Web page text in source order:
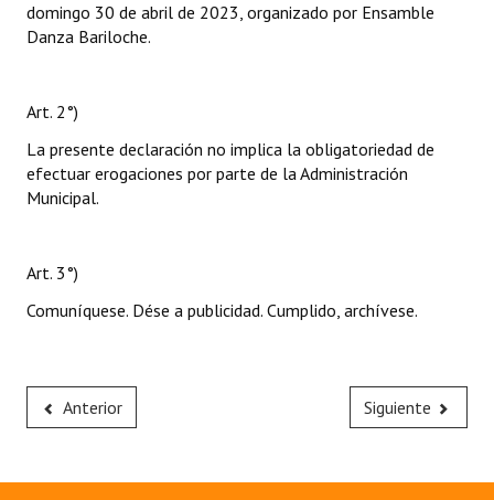
domingo 30 de abril de 2023, organizado por Ensamble
Danza Bariloche.
Art. 2°)
La presente declaración no implica la obligatoriedad de
efectuar erogaciones por parte de la Administración
Municipal.
Art. 3°)
Comuníquese. Dése a publicidad. Cumplido, archívese.
Anterior Siguiente